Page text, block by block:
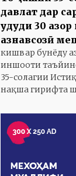
давлат дар
ҳудуди 30
азнавсозӣ
кишвар бунёду
иншооти
35-солагии
нақша гирифта